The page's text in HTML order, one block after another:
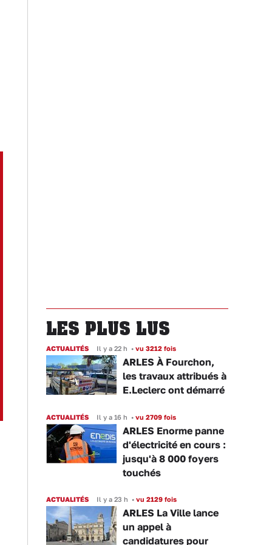
LES PLUS LUS
ACTUALITÉS Il y a 22 h • vu 3212 fois
ARLES À Fourchon,
les travaux attribués à
E.Leclerc ont démarré
ACTUALITÉS Il y a 16 h • vu 2709 fois
ARLES Enorme panne
d'électricité en cours :
jusqu'à 8 000 foyers
touchés
ACTUALITÉS Il y a 23 h • vu 2129 fois
ARLES La Ville lance
un appel à
candidatures pour